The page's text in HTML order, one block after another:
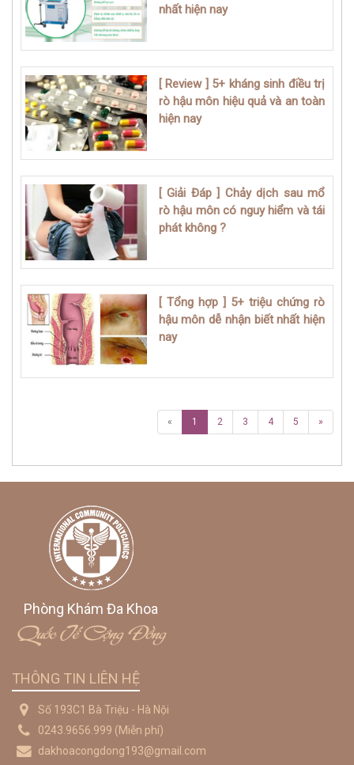
nhất hiện nay
[ Review ] 5+ kháng sinh điều trị
rò hậu môn hiệu quả và an toàn
hiện nay
[ Giải Đáp ] Chảy dịch sau mổ
rò hậu môn có nguy hiểm và tái
phát không ?
[ Tổng hợp ] 5+ triệu chứng rò
hậu môn dễ nhận biết nhất hiện
nay
« 1 2 3 4 5 »
Phòng Khám Đa Khoa
Quốc Tế Cộng Đồng
THÔNG TIN LIÊN HỆ
Số 193C1 Bà Triệu - Hà Nội
0243.9656.999 (Miễn phí)
dakhoacongdong193@gmail.com